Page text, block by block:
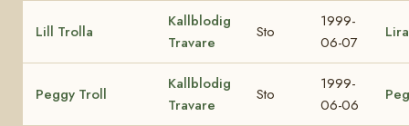
Lill Trolla
Kallblodig
Travare
Sto
1999-
06-07
Peggy Troll
Kallblodig
Travare
Sto
1999-
06-06